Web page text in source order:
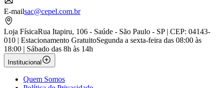
E-mailsac@cepel.com.br
Loja FísicaRua Itapiru, 106 - Saúde - São Paulo - SP | CEP: 04143-
010 | Estacionamento GratuitoSegunda a sexta-feira das 08:00 às
18:00 | Sábado das 8h às 14h
Institucional
Quem Somos